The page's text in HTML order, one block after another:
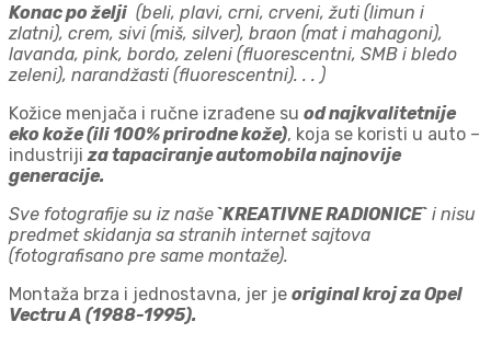
Konac po želji (beli, plavi, crni, crveni, žuti (limun i
zlatni), crem, sivi (miš, silver), braon (mat i mahagoni),
lavanda, pink, bordo, zeleni (fluorescentni, SMB i bledo
zeleni), narandžasti (fluorescentni). . . )
Kožice menjača i ručne izrađene su od najkvalitetnije
eko kože (ili 100% prirodne kože), koja se koristi u auto –
industriji za tapaciranje automobila najnovije
generacije.
Sve fotografije su iz naše`KREATIVNE RADIONICE` i nisu
predmet skidanja sa stranih internet sajtova
(fotografisano pre same montaže).
Montaža brza i jednostavna, jer je original kroj za Opel
Vectru A (1988-1995).